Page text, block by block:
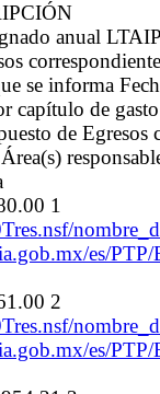
anual
se informa
capítulo de gasto
de Egresos
1
es/PTP/
2
es/PTP/